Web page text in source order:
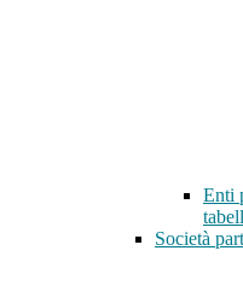
Enti
Società